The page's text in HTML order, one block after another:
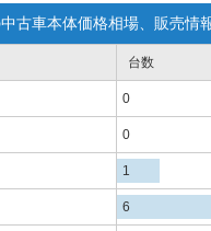
古車本体価格相場、販売情
台数
0
0
1
6